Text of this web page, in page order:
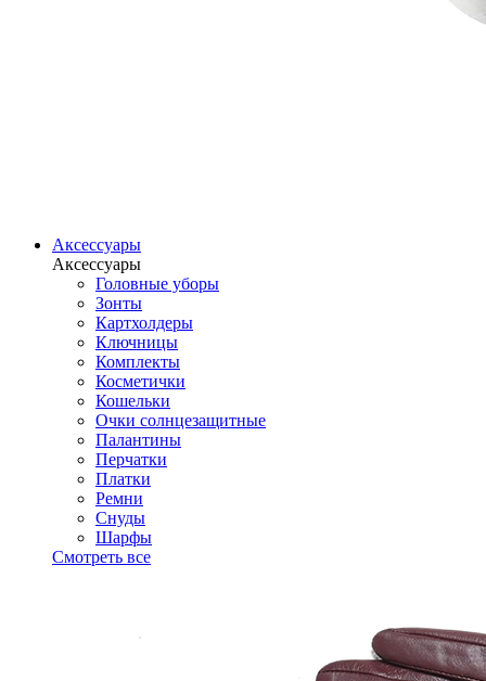
Аксессуары
Аксессуары
Головные уборы
Зонты
Картхолдеры
Ключницы
Комплекты
Косметички
Кошельки
Очки солнцезащитные
Палантины
Перчатки
Платки
Ремни
Снуды
Шарфы
Смотреть все